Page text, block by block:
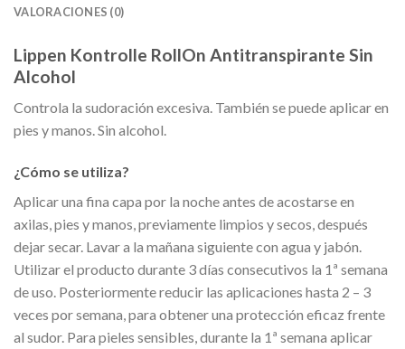
VALORACIONES (0)
Lippen Kontrolle RollOn Antitranspirante Sin
Alcohol
Controla la sudoración excesiva. También se puede aplicar en
pies y manos. Sin alcohol.
¿Cómo se utiliza?
Aplicar una fina capa por la noche antes de acostarse en
axilas, pies y manos, previamente limpios y secos, después
dejar secar. Lavar a la mañana siguiente con agua y jabón.
Utilizar el producto durante 3 días consecutivos la 1ª semana
de uso. Posteriormente reducir las aplicaciones hasta 2 – 3
veces por semana, para obtener una protección eficaz frente
al sudor. Para pieles sensibles, durante la 1ª semana aplicar